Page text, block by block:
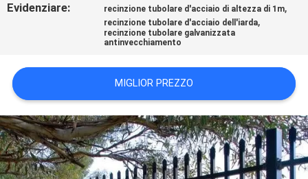
Evidenziare: recinzione tubolare d'acciaio di altezza di 1m,
recinzione tubolare d'acciaio dell'iarda,
recinzione tubolare galvanizzata
antinvecchiamento
MIGLIOR PREZZO